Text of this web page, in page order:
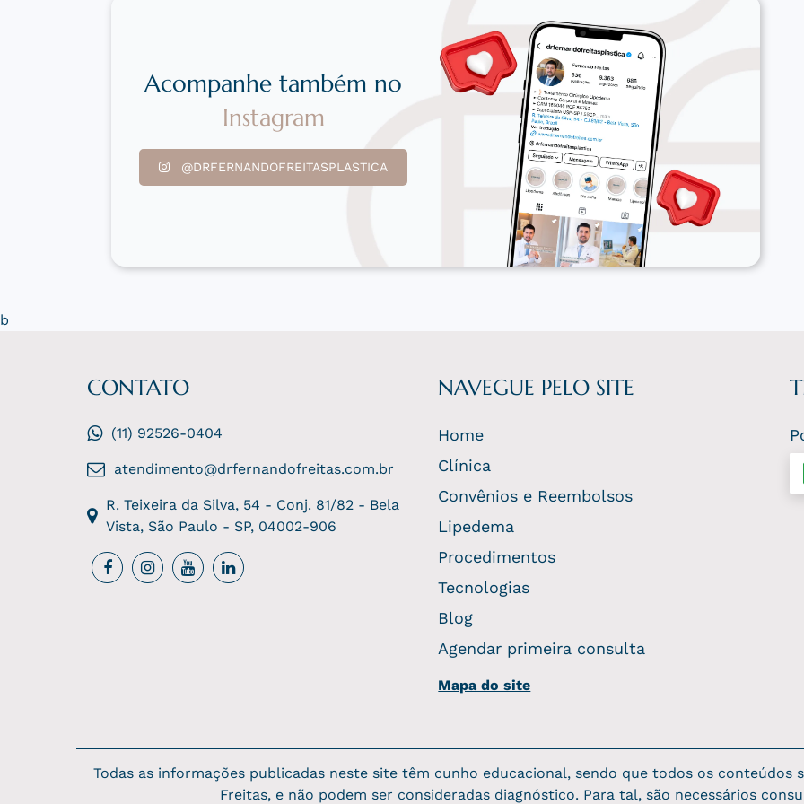
Acompanhe também no
Instagram
@DRFERNANDOFREITASPLASTICA
b
CONTATO
(11) 92526-0404
atendimento@drfernandofreitas.com.br
R. Teixeira da Silva, 54 - Conj. 81/82 - Bela
Vista, São Paulo - SP, 04002-906
NAVEGUE PELO SITE
Home
Clínica
Convênios e Reembolsos
Lipedema
Procedimentos
Tecnologias
Blog
Agendar primeira consulta
Mapa do site
Todas as informações publicadas neste site têm cunho educacional, sendo que todos os conteúdos
Freitas, e não podem ser consideradas diagnóstico. Para tal, são necessários